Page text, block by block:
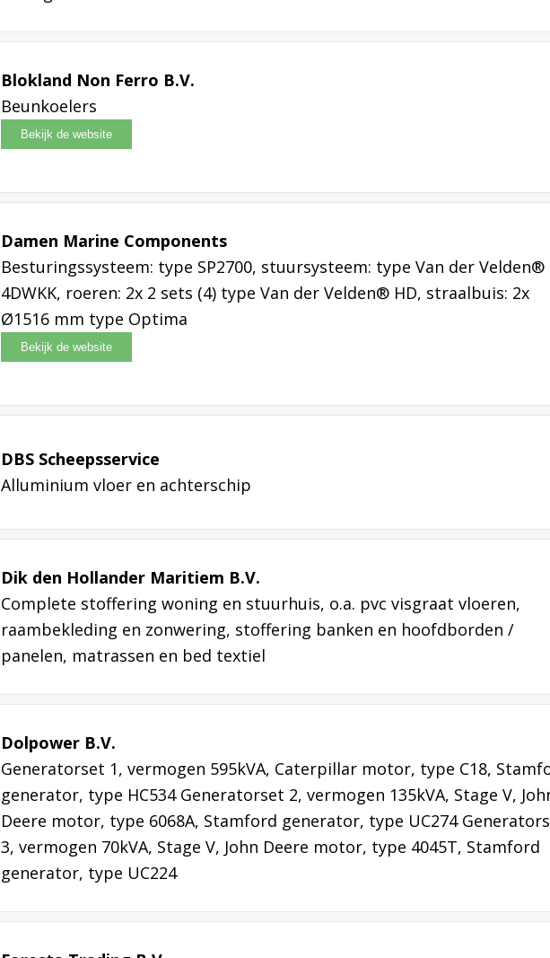
Blokland Non Ferro B.V.
Beunkoelers
Damen Marine Components
Besturingssysteem: type SP2700, stuursysteem: type Van der Velden®
4DWKK, roeren: 2x 2 sets (4) type Van der Velden® HD, straalbuis: 2x
Ø1516 mm type Optima
DBS Scheepsservice
Alluminium vloer en achterschip
Dik den Hollander Maritiem B.V.
Complete stoffering woning en stuurhuis, o.a. pvc visgraat vloeren,
raambekleding en zonwering, stoffering banken en hoofdborden /
panelen, matrassen en bed textiel
Dolpower B.V.
Generatorset 1, vermogen 595kVA, Caterpillar motor, type C18,
generator, type HC534 Generatorset 2, vermogen 135kVA, Stage V,
Deere motor, type 6068A, Stamford generator, type UC274
3, vermogen 70kVA, Stage V, John Deere motor, type 4045T, Stamford
generator, type UC224